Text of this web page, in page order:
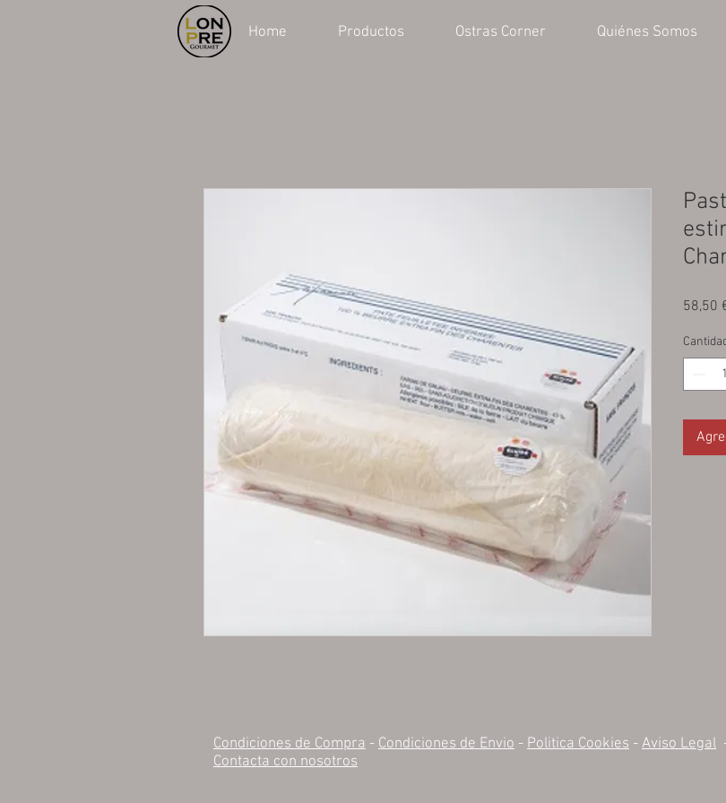
Home Productos Ostras Corner Quiénes Somos
58,50
Condiciones de Compra - Condiciones de Envio - Politica Cookies - Aviso Legal
Contacta con nosotros